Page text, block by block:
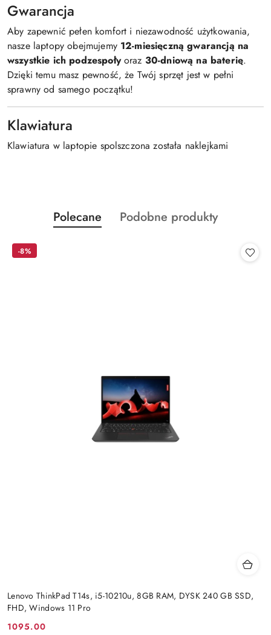
Gwarancja
Aby zapewnić pełen komfort i niezawodność użytkowania,
nasze laptopy obejmujemy 12-miesięczną gwarancją na
wszystkie ich podzespoły oraz 30-dniową na baterię.
Dzięki temu masz pewność, że Twój sprzęt jest w pełni
sprawny od samego początku!
Klawiatura
Klawiatura w laptopie spolszczona została naklejkami
Pomiń karuzelę produktów
Produkty
o
Polecane
Produkty
Podobne produkty
Lenovo ThinkPad T14s, i5-10210u, 8GB RAM, DYSK 240 GB SSD,
FHD, Windows 11 Pro
1095.00
-8%